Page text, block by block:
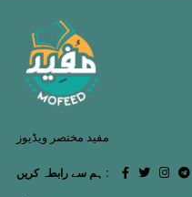
مفید مختصر ویڈیوز
ہم سے رابطہ کریں :